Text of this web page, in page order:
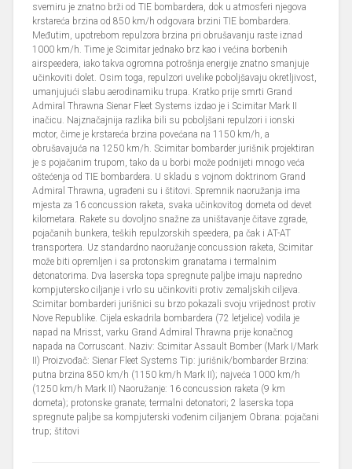
svemiru je znatno brži od TIE bombardera, dok u atmosferi njegova
krstareća brzina od 850 km/h odgovara brzini TIE bombardera.
Međutim, upotrebom repulzora brzina pri obrušavanju raste iznad
1000 km/h. Time je Scimitar jednako brz kao i većina borbenih
airspeedera, iako takva ogromna potrošnja energije znatno smanjuje
učinkoviti dolet. Osim toga, repulzori uvelike poboljšavaju okretljivost,
umanjujući slabu aerodinamiku trupa. Kratko prije smrti Grand
Admiral Thrawna Sienar Fleet Systems izdao je i Scimitar Mark II
inačicu. Najznačajnija razlika bili su poboljšani repulzori i ionski
motor, čime je krstareća brzina povećana na 1150 km/h, a
obrušavajuća na 1250 km/h. Scimitar bombarder jurišnik projektiran
je s pojačanim trupom, tako da u borbi može podnijeti mnogo veća
oštećenja od TIE bombardera. U skladu s vojnom doktrinom Grand
Admiral Thrawna, ugrađeni su i štitovi. Spremnik naoružanja ima
mjesta za 16 concussion raketa, svaka učinkovitog dometa od devet
kilometara. Rakete su dovoljno snažne za uništavanje čitave zgrade,
pojačanih bunkera, teških repulzorskih speedera, pa čak i AT-AT
transportera. Uz standardno naoružanje concussion raketa, Scimitar
može biti opremljen i sa protonskim granatama i termalnim
detonatorima. Dva laserska topa spregnute paljbe imaju napredno
kompjutersko ciljanje i vrlo su učinkoviti protiv zemaljskih ciljeva.
Scimitar bombarderi jurišnici su brzo pokazali svoju vrijednost protiv
Nove Republike. Cijela eskadrila bombardera (72 letjelice) vodila je
napad na Mrisst, varku Grand Admiral Thrawna prije konačnog
napada na Corruscant. Naziv: Scimitar Assault Bomber (Mark I/Mark
II) Proizvođač: Sienar Fleet Systems Tip: jurišnik/bombarder Brzina:
putna brzina 850 km/h (1150 km/h Mark II); najveća 1000 km/h
(1250 km/h Mark II) Naoružanje: 16 concussion raketa (9 km
dometa); protonske granate; termalni detonatori; 2 laserska topa
spregnute paljbe sa kompjuterski vođenim ciljanjem Obrana: pojačani
trup; štitovi